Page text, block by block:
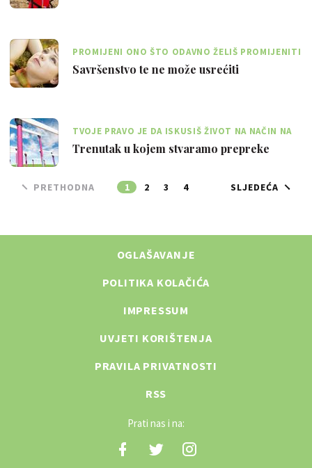
PROMIJENI ONO ŠTO ODAVNO ŽELIŠ PROMIJENITI
JER TADA SE I TVOJ SVIJET MIJENJA
Savršenstvo te ne može usrećiti
TVOJE PRAVO JE DA ISKUSIŠ ŽIVOT NA NAČIN NA
KOJI TI TO NAJVIŠE ODGOVARA
Trenutak u kojem stvaramo prepreke
PRETHODNA 1 2 3 4 SLJEDEĆA
OGLAŠAVANJE
POLITIKA KOLAČIĆA
IMPRESSUM
UVJETI KORIŠTENJA
PRAVILA PRIVATNOSTI
RSS
Prati nas i na: